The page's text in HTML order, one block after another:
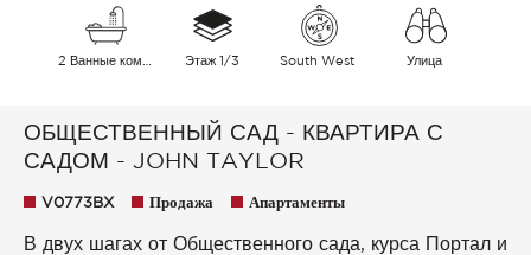
Этаж 1/3 South West Улица
ОБЩЕСТВЕННЫЙ САД - КВАРТИРА С
САДОМ - JOHN TAYLOR
V0773BX Продажа Апартаменты
В двух шагах от Общественного сада, курса Портал и